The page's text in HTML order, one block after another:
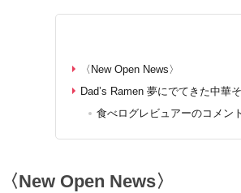
〈New Open News〉
Dad’s Ramen 夢にでてきた中華
食べログレビュアーのコメント
〈New Open News〉